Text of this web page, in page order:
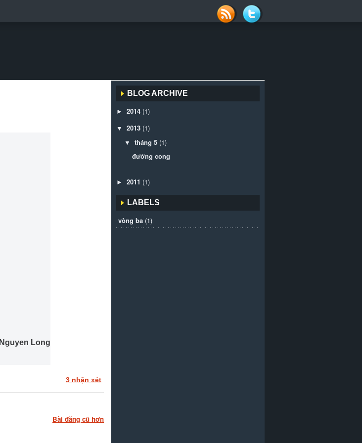
Nguyen Long
3 nhận xét
Bài đăng cũ hơn
BLOG ARCHIVE
► 2014 (1)
▼ 2013 (1)
▼ tháng 5 (1)
đường cong
► 2011 (1)
LABELS
vòng ba (1)